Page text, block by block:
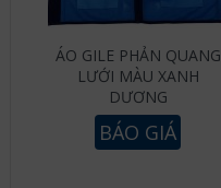
ÁO GILE PHẢN QUANG
LƯỚI MÀU XANH
DƯƠNG
BÁO GIÁ